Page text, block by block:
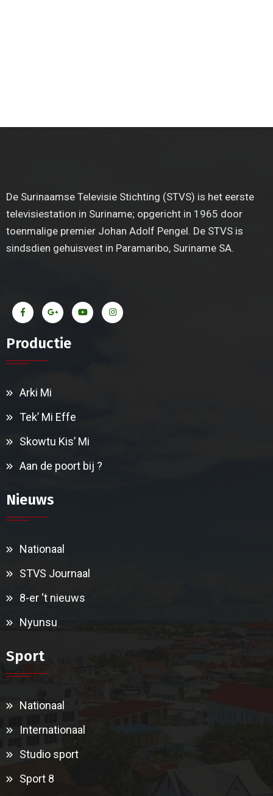
De Surinaamse Televisie Stichting (STVS) is het eerste
televisiestation in Suriname; opgericht in 1965 door
toenmalige premier Johan Adolf Pengel. De STVS is
sindsdien gehuisvest in Paramaribo, Suriname SA.
Productie
Arki Mi
Tek’ Mi Effe
Skowtu Kis’ Mi
Aan de poort bij ?
Nieuws
Nationaal
STVS Journaal
8-er ‘t nieuws
Nyunsu
Sport
Nationaal
Internationaal
Studio sport
Sport 8